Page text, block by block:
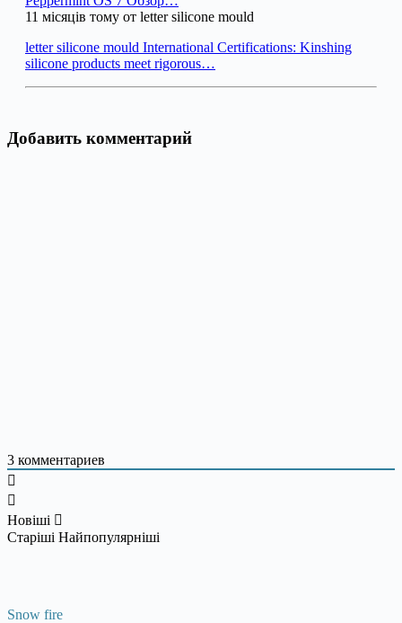
11 місяців тому от letter silicone mould
letter silicone mould International Certifications: Kinshing
silicone products meet rigorous…
Добавить комментарий
3 комментариев
Новіші
Старіші Найпопулярніші
Snow fire